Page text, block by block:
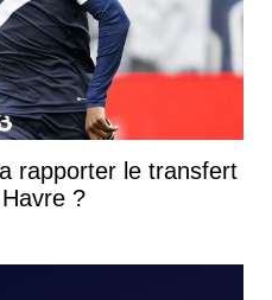
rapporter le transfert
?